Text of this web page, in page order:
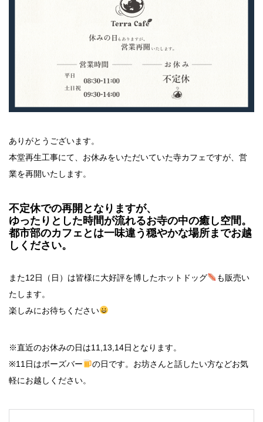
ありがとうございます。
本堂再生工事にて、お休みをいただいていた寺カフェですが、営
業を再開いたします。
不定休での再開となりますが、
ゆったりとした時間が流れるお寺の中の癒し空間。
都市部のカフェとは一味違う穏やかな場所までお越
しください。
また12日（日）は皆様に大好評を博したホットドッグ
も販売い
たします。
楽しみにお待ちください
※直近のお休みの日は11,13,14日となります。
※11日はボーズバー
の日です。お坊さんと話したい方などお気
軽にお越しください。